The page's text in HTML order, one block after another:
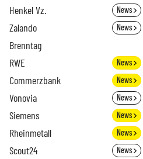
Henkel Vz. News
Zalando News
Brenntag
RWE News
Commerzbank News
Vonovia News
Siemens News
Rheinmetall News
Scout24 News